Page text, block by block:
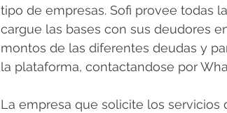
tipo de empresas. Sofi provee todas
cargue las bases con sus deudores
montos de las diferentes deudas y
la plataforma, contactandose por
La empresa que solicite los servicios